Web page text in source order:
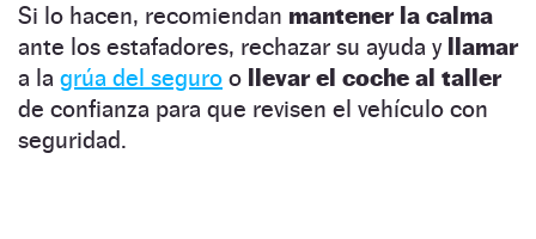
Si lo hacen, recomiendan mantener la calma
ante los estafadores, rechazar su ayuda y llamar
a la grúa del seguro o llevar el coche al taller
de confianza para que revisen el vehículo con
seguridad.